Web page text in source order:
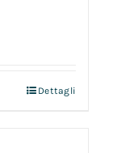
Dettagli